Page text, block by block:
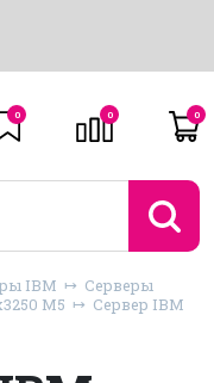
0 0 0
IBM
Серверы
M5
Сервер IBM